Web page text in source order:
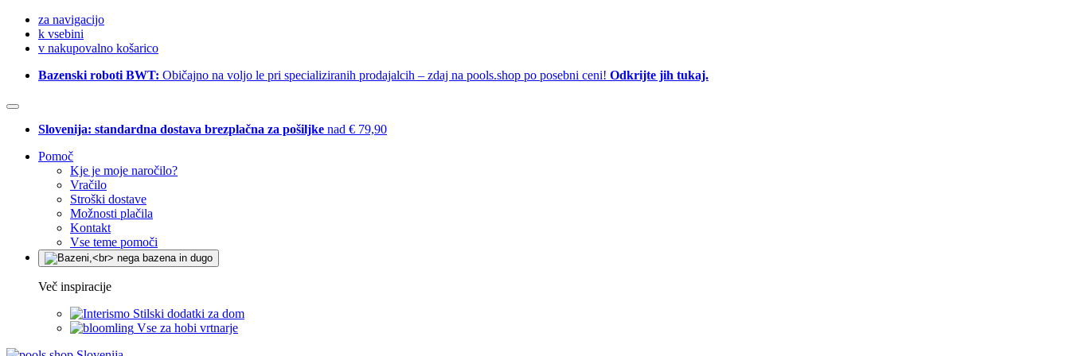
za navigacijo
k vsebini
v nakupovalno košarico
Bazenski roboti BWT: Običajno na voljo le pri specializiranih prodajalcih – zdaj na pools.shop po posebni ceni! Odkrijte jih tukaj.
Slovenija: standardna dostava brezplačna za pošiljke nad € 79,90
Pomoč
Kje je moje naročilo?
Vračilo
Stroški dostave
Možnosti plačila
Kontakt
Vse teme pomoči
Več inspiracije
Stilski dodatki za dom
Vse za hobi vrtnarje